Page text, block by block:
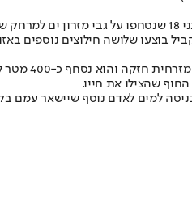
בוצעו שלושה חילוצים נוספים
סביב השעה 9:30
שהצילו את חייו.
למים לאדם נוסף שיישאר עמם